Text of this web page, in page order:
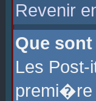
Revenir
Que
Les Post-
premi�re